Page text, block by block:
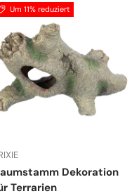
Um 11% reduziert
Dekoration
Terrarien